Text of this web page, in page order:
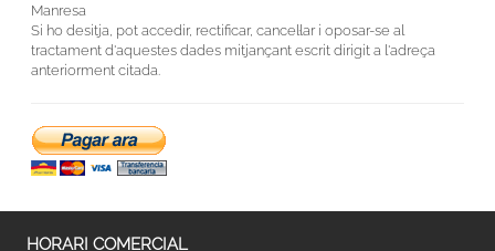
Manresa
Si ho desitja, pot accedir, rectificar, cancel·lar i oposar-se al
tractament d'aquestes dades mitjançant escrit dirigit a l'adreça
anteriorment citada.
HORARI COMERCIAL